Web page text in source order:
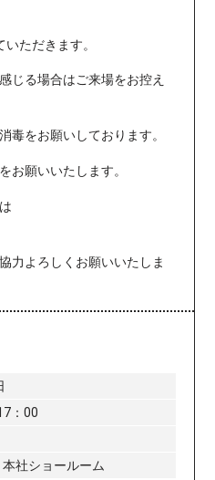
ただきます。
じる場合はご来場をお控え
毒をお願いしております。
お願いいたします。
力よろしくお願いいたしま
：00
社ショールーム